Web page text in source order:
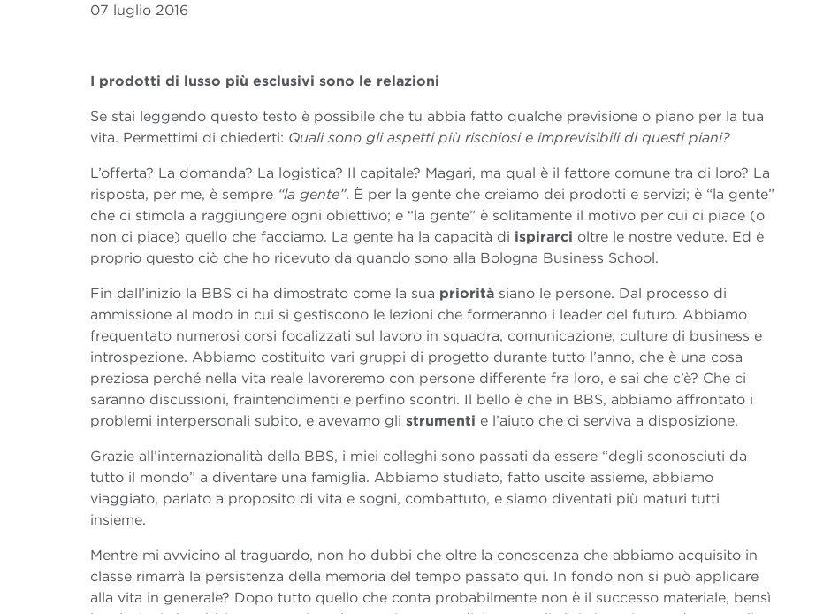
07 luglio 2016
I prodotti di lusso più esclusivi sono le relazioni
Se stai leggendo questo testo è possibile che tu abbia fatto qualche previsione o piano per la tua
vita. Permettimi di chiederti: Quali sono gli aspetti più rischiosi e imprevisibili di questi piani?
L’offerta? La domanda? La logistica? Il capitale? Magari, ma qual è il fattore comune tra di loro? La
risposta, per me, è sempre “la gente”. È per la gente che creiamo dei prodotti e servizi; è “la gente”
che ci stimola a raggiungere ogni obiettivo; e “la gente” è solitamente il motivo per cui ci piace (o
non ci piace) quello che facciamo. La gente ha la capacità di ispirarci oltre le nostre vedute. Ed è
proprio questo ciò che ho ricevuto da quando sono alla Bologna Business School.
Fin dall’inizio la BBS ci ha dimostrato come la sua priorità siano le persone. Dal processo di
ammissione al modo in cui si gestiscono le lezioni che formeranno i leader del futuro. Abbiamo
frequentato numerosi corsi focalizzati sul lavoro in squadra, comunicazione, culture di business e
introspezione. Abbiamo costituito vari gruppi di progetto durante tutto l’anno, che è una cosa
preziosa perché nella vita reale lavoreremo con persone differente fra loro, e sai che c’è? Che ci
saranno discussioni, fraintendimenti e perfino scontri. Il bello è che in BBS, abbiamo affrontato i
problemi interpersonali subito, e avevamo gli strumenti e l’aiuto che ci serviva a disposizione.
Grazie all’internazionalità della BBS, i miei colleghi sono passati da essere “degli sconosciuti da
tutto il mondo” a diventare una famiglia. Abbiamo studiato, fatto uscite assieme, abbiamo
viaggiato, parlato a proposito di vita e sogni, combattuto, e siamo diventati più maturi tutti
insieme.
Mentre mi avvicino al traguardo, non ho dubbi che oltre la conoscenza che abbiamo acquisito in
classe rimarrà la persistenza della memoria del tempo passato qui. In fondo non si può applicare
alla vita in generale? Dopo tutto quello che conta probabilmente non è il successo materiale, bensì